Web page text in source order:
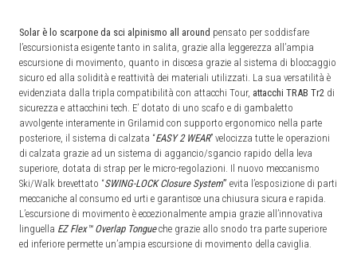
Solar è lo scarpone da sci alpinismo all around pensato per soddisfare
l’escursionista esigente tanto in salita, grazie alla leggerezza all’ampia
escursione di movimento, quanto in discesa grazie al sistema di bloccaggio
sicuro ed alla solidità e reattività dei materiali utilizzati. La sua versatilità è
evidenziata dalla tripla compatibilità con attacchi Tour, attacchi TRAB Tr2 di
sicurezza e attacchini tech. E’ dotato di uno scafo e di gambaletto
avvolgente interamente in Grilamid con supporto ergonomico nella parte
posteriore, il sistema di calzata “EASY 2 WEAR” velocizza tutte le operazioni
di calzata grazie ad un sistema di aggancio/sgancio rapido della leva
superiore, dotata di strap per le micro-regolazioni. Il nuovo meccanismo
Ski/Walk brevettato “SWING-LOCK Closure System” evita l’esposizione di parti
meccaniche al consumo ed urti e garantisce una chiusura sicura e rapida.
L’escursione di movimento è eccezionalmente ampia grazie all’innovativa
linguella EZ Flex™ Overlap Tongueche grazie allo snodo tra parte superiore
ed inferiore permette un’ampia escursione di movimento della caviglia.